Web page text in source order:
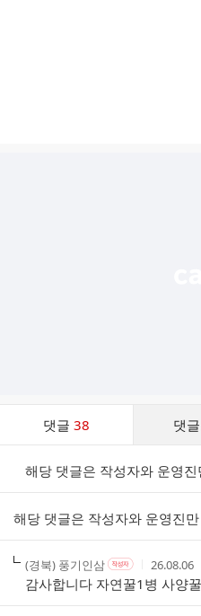
댓글38 댓
리
해당 댓글은 작성자와 운영
해당 댓글은 작성자와 운영진
작
성
자
(경북) 풍기인삼작
성
자
본
작
성
자
작
성
시
간
26.08.06
감사합니다 자연꿀1병 사양